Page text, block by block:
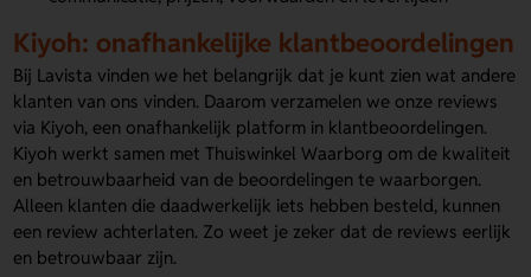
Kiyoh: onafhankelijke klantbeoordelingen
Bij Lavista vinden we het belangrijk dat je kunt zien wat andere
klanten van ons vinden. Daarom verzamelen we onze reviews
via Kiyoh, een onafhankelijk platform in klantbeoordelingen.
Kiyoh werkt samen met Thuiswinkel Waarborg om de kwaliteit
en betrouwbaarheid van de beoordelingen te waarborgen.
Alleen klanten die daadwerkelijk iets hebben besteld, kunnen
een review achterlaten. Zo weet je zeker dat de reviews eerlijk
en betrouwbaar zijn.